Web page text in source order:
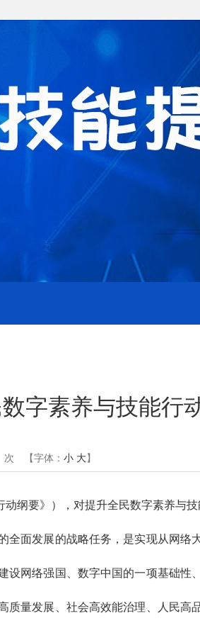
字素养与技能行
次 【字体： 小 大】
纲要》），对提升全民数字素养与技
全面发展的战略任务，是实现从网络
网络强国、数字中国的一项基础性
量发展、社会高效能治理、人民高